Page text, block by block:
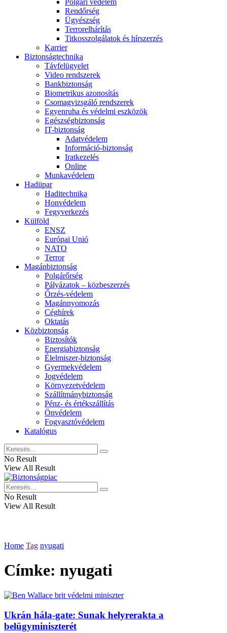
Polgári védelem
Rendőrség
Ügyészség
Terrorelhárítás
Titkosszolgálatok és hírszerzés
Karrier
Biztonságtechnika
Távfelügyelet
Video rendszerek
Bankbiztonság
Biometrikus azonosítás
Csomagvizsgáló rendszerek
Egyenruha és védelmi eszközök
Egészségbiztonság
IT-biztonság
Adatvédelem
Információ-biztonság
Iratkezelés
Online
Munkavédelem
Hadiipar
Haditechnika
Honvédelem
Fegyverkezés
Külföld
ENSZ
Európai Unió
NATO
Terror
Magánbiztonság
Polgárőrség
Pályázatok – közbeszerzés
Őrzés-védelem
Magánnyomozás
Céghírek
Oktatás
Közbiztonság
Biztosítók
Energiabiztonság
Élelmiszer-biztonság
Gyermekvédelem
Jogvédelem
Környezetvédelem
Szállítmánybiztonság
Pénz- és értékszállítás
Önvédelem
Fogyasztóvédelem
Katalógus
No Result
View All Result
No Result
View All Result
Home Tag nyugati
Címke: nyugati
Ukrán hála-gate: Sunak helyrerakta a
belügyminiszterét